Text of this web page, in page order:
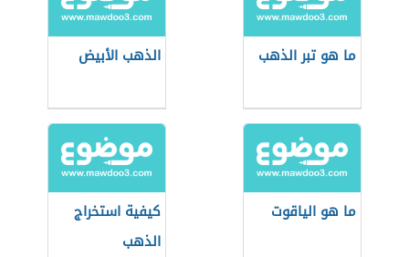
ما هو تبر الذهب الذهب الأبيض
ما هو الياقوت
كيفية استخراج
الذهب